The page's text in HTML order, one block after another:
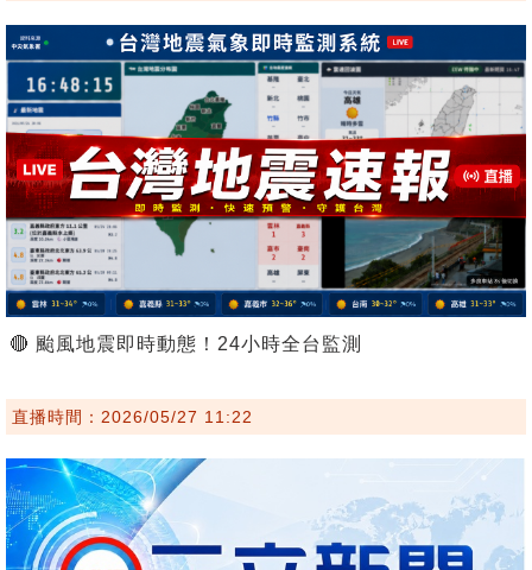
🔴 颱風地震即時動態！24小時全台監測
直播時間：2026/05/27 11:22